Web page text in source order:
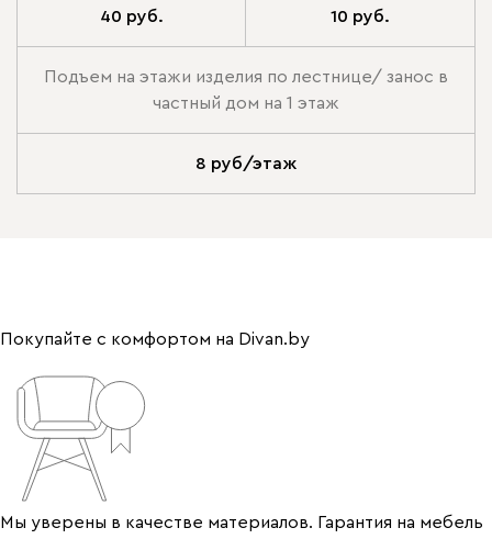
40 руб. 10 руб.
Подъем на этажи изделия по лестнице/ занос в
частный дом на 1 этаж
8 руб/этаж
Покупайте с комфортом на Divan.by
Мы уверены в качестве материалов. Гарантия на мебель